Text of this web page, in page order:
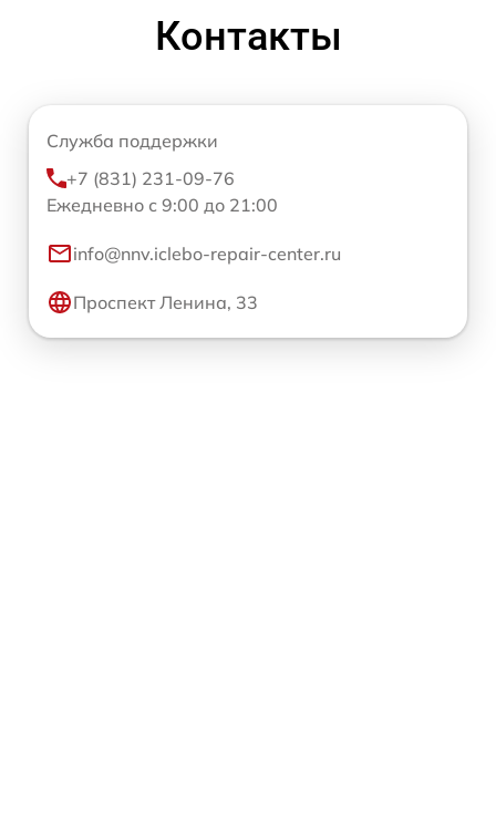
Контакты
Служба поддержки
+7 (831) 231-09-76
Ежедневно с 9:00 до 21:00
info@nnv.iclebo-repair-center.ru
Проспект Ленина, 33